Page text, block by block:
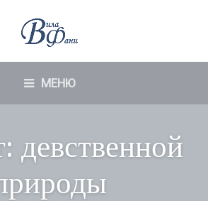
МЕНЮ
девственной